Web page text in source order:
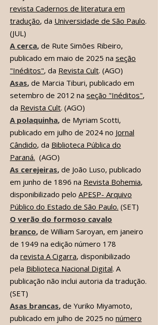
revista Cadernos de literatura em
tradução, da Universidade de São Paulo.
(JUL)
A cerca, de Rute Simões Ribeiro,
publicado em maio de 2025 na seção
"Inéditos", da Revista Cult. (AGO)
Asas, de Marcia Tiburi, publicado em
setembro de 2012 na seção "Inéditos",
da Revista Cult. (AGO)
A polaquinha, de Myriam Scotti,
publicado em julho de 2024 no Jornal
Cândido, da Biblioteca Pública do
Paraná. (AGO)
As cerejeiras, de João Luso, publicado
em junho de 1896 na Revista Bohemia,
disponibilizado pelo APESP- Arquivo
Público do Estado de São Paulo. (SET)
O verão do formoso cavalo
branco, de William Saroyan, em janeiro
de 1949 na edição número 178
da revista A Cigarra, disponibilizado
pela Biblioteca Nacional Digital. A
publicação não inclui autoria da tradução.
(SET)
Asas brancas, de Yuriko Miyamoto,
publicado em julho de 2025 no número